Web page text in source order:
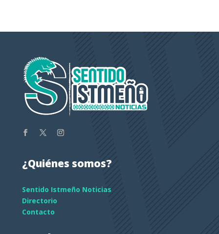
¿Quiénes somos?
Sentido Istmeño Noticias
Directorio
Contacto